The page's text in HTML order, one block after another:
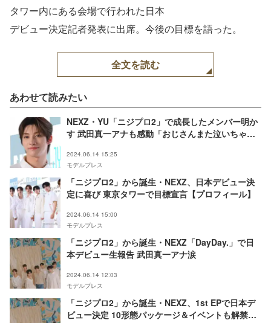
タワー内にある会場で行われた日本
デビュー決定記者発表に出席。今後の目標を語った。
全文を読む
あわせて読みたい
NEXZ・YU「ニジプロ2」で成長したメンバー明か
す 武田真一アナも感動「おじさんまた泣いちゃう
2024.06.14 15:25
モデルプレス
「ニジプロ2」から誕生・NEXZ、日本デビュー決
定に喜び 東京タワーで目標宣言【プロフィール】
2024.06.14 15:00
モデルプレス
「ニジプロ2」から誕生・NEXZ「DayDay.」で日
本デビュー生報告 武田真一アナ涙
2024.06.14 12:03
モデルプレス
「ニジプロ2」から誕生・NEXZ、1st EPで日本デ
ビュー決定 10形態パッケージ＆イベントも解禁